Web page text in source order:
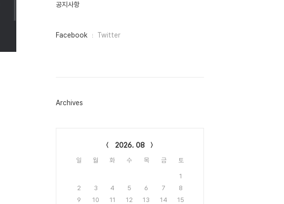
공지사항
페
그
Facebook Twitter
Archives
2026. 08
일 월 화 수 목 금 토
1
2
3 4 5 6 7
8
9
10 11 12 13 14
15